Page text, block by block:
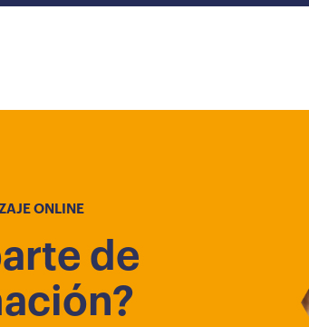
ONLINE
de